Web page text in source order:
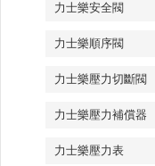
力士樂安全閥
力士樂順序閥
力士樂壓力切斷閥
力士樂壓力補償器
力士樂壓力表